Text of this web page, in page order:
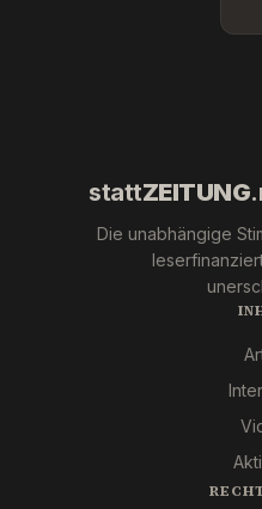
stattZEITUNG
Die unabhängige